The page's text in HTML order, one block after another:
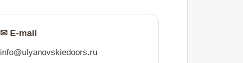
✉ E-mail
info@ulyanovskiedoors.ru